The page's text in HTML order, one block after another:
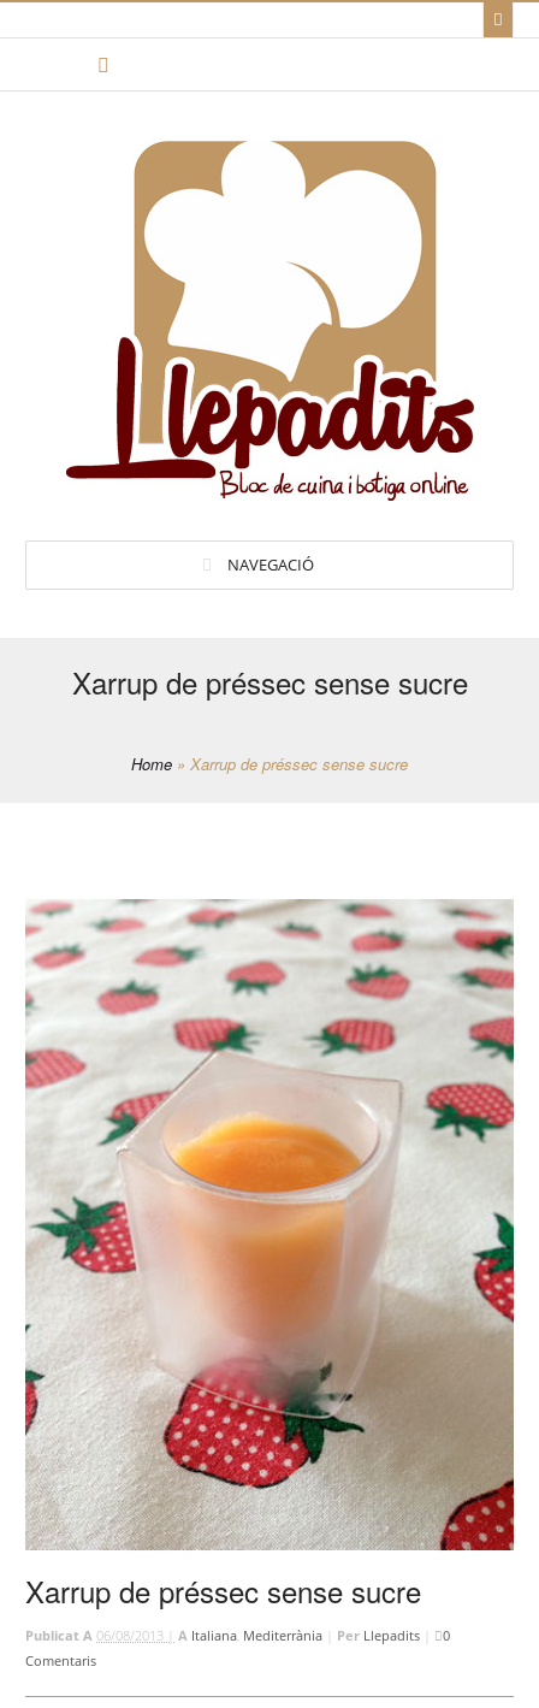
NAVEGACIÓ
Xarrup de préssec sense sucre
Home » Xarrup de préssec sense sucre
Xarrup de préssec sense sucre
Publicat A 06/08/2013 | A Italiana Mediterrània Per Llepadits
0
Comentaris